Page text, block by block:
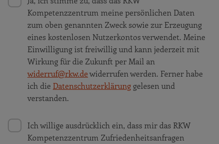
Kompetenzzentrum meine persönlichen Daten
zum oben genannten Zweck sowie zur Erzeugung
eines kostenlosen Nutzerkontos verwendet. Meine
Einwilligung ist freiwillig und kann jederzeit mit
Wirkung für die Zukunft per Mail an
widerruf@rkw.dewiderrufen werden. Ferner habe
ich die Datenschutzerklärunggelesen und
verstanden.
Ich willige ausdrücklich ein, dass mir das RKW
Kompetenzzentrum Zufriedenheitsanfragen